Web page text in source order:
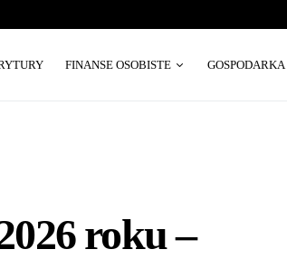
FINANSE OSOBISTE GOSPODARKA
roku –